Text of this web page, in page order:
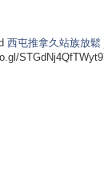
西屯推拿久站族放鬆